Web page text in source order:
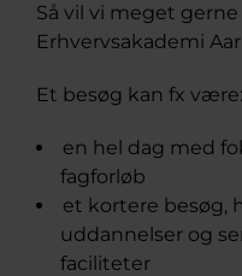
Så vil vi meget
Erhvervsakademi
Et besøg kan fx være:
en hel dag med
fagforløb
et kortere besøg,
uddannelser og
faciliteter